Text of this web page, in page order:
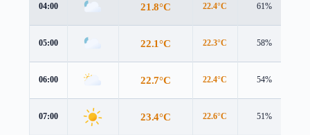
04:00 21.8°C 22.4°C 61%
05:00 22.1°C 22.3°C 58%
06:00 22.7°C 22.4°C 54%
07:00 23.4°C 22.6°C 51%